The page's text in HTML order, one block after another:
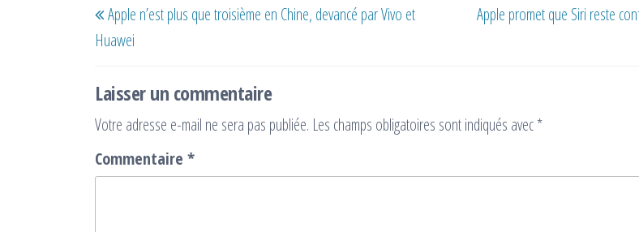
de
l’article
précédent
Apple n’est plus que troisième en Chine, devancé par Vivo et
Huawei
Apple promet que Siri reste
Laisser un commentaire
Votre adresse e-mail ne sera pas publiée. Les champs obligatoires sont indiqués avec*
Commentaire *